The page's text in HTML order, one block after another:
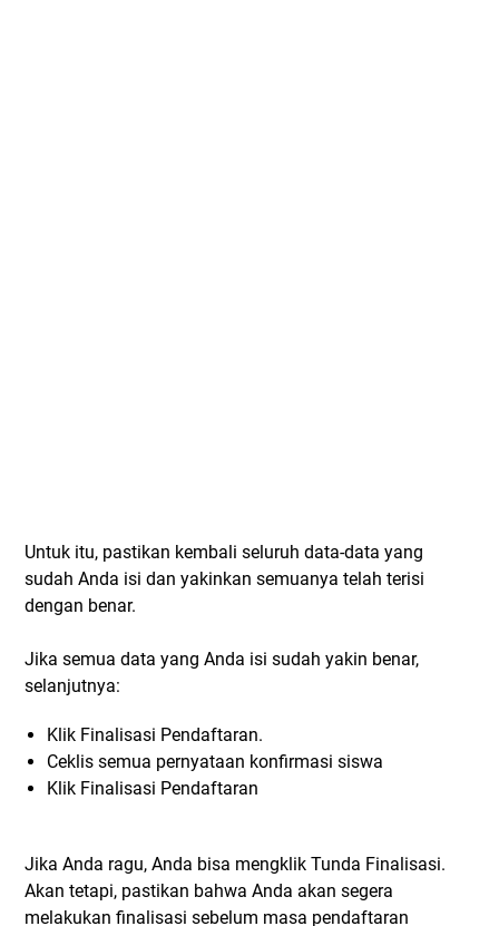
Untuk itu, pastikan kembali seluruh data-data yang
sudah Anda isi dan yakinkan semuanya telah terisi
dengan benar.
Jika semua data yang Anda isi sudah yakin benar,
selanjutnya:
Klik Finalisasi Pendaftaran.
Ceklis semua pernyataan konfirmasi siswa
Klik Finalisasi Pendaftaran
Jika Anda ragu, Anda bisa mengklik Tunda Finalisasi.
Akan tetapi, pastikan bahwa Anda akan segera
melakukan finalisasi sebelum masa pendaftaran